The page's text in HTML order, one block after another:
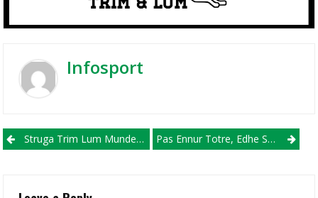
Infosport
Post navigation
Struga Trim Lum Mundet Në Miqësoren E Parë Ndaj Dinamo City Pas Ennur Totre, Edhe Sabit Bilalli Ndahet Me SC Gjilanin